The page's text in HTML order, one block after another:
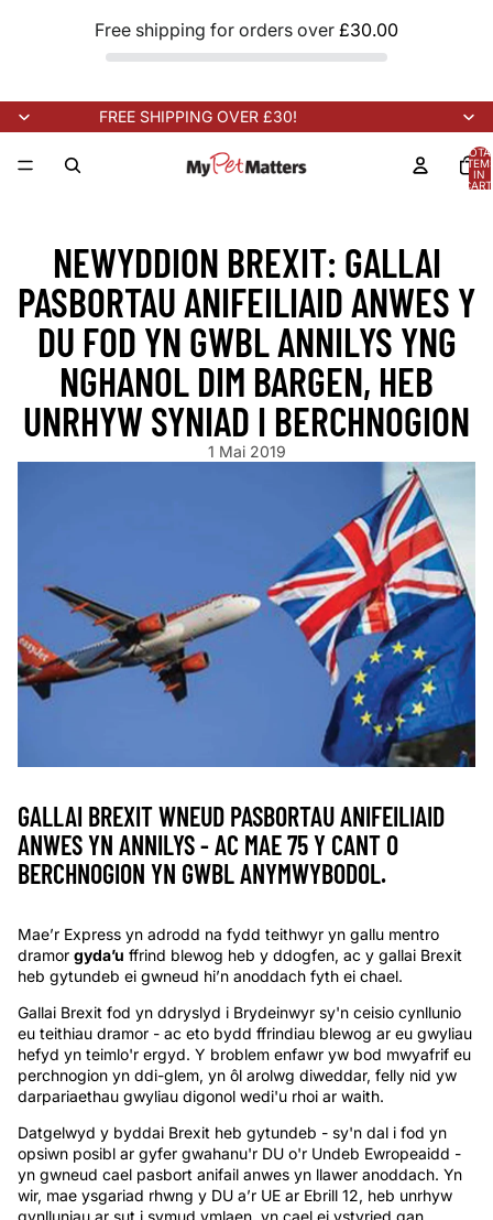
Free shipping for orders over £30.00
FREE SHIPPING OVER £30!
IN
NEWYDDION BREXIT: GALLAI
PASBORTAU ANIFEILIAID ANWES Y
DU FOD YN GWBL ANNILYS YNG
NGHANOL DIM BARGEN, HEB
UNRHYW SYNIAD I BERCHNOGION
1 Mai 2019
GALLAI BREXIT WNEUD PASBORTAU ANIFEILIAID
ANWES YN ANNILYS - AC MAE 75 Y CANT O
BERCHNOGION YN GWBL ANYMWYBODOL.
Mae’r Express yn adrodd na fydd teithwyr yn gallu mentro
dramor gyda’u ffrind blewog heb y ddogfen, ac y gallai Brexit
heb gytundeb ei gwneud hi’n anoddach fyth ei chael.
Gallai Brexit fod yn ddryslyd i Brydeinwyr sy'n ceisio cynllunio
eu teithiau dramor - ac eto bydd ffrindiau blewog ar eu gwyliau
hefyd yn teimlo'r ergyd. Y broblem enfawr yw bod mwyafrif eu
perchnogion yn ddi-glem, yn ôl arolwg diweddar, felly nid yw
darpariaethau gwyliau digonol wedi'u rhoi ar waith.
Datgelwyd y byddai Brexit heb gytundeb - sy'n dal i fod yn
opsiwn posibl ar gyfer gwahanu'r DU o'r Undeb Ewropeaidd -
yn gwneud cael pasbort anifail anwes yn llawer anoddach. Yn
wir, mae ysgariad rhwng y DU a’r UE ar Ebrill 12, heb unrhyw